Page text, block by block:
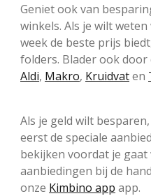
Geniet ook van
winkels. Als je wilt
week de beste prijs
folders. Blader ook door
Aldi, Makro, Kruidvaten
Als je geld wilt
eerst de speciale
bekijken voordat je gaat
aanbiedingen bij de
onze Kimbino app app.